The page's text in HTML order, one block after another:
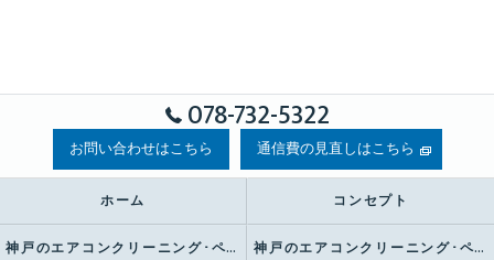
078-732-5322
お問い合わせはこちら 通信費の見直しはこちら
ホーム コンセプト
神戸のエアコンクリーニング･ペンギンハウスの口コミ情報 神戸のエアコンクリーニング･ペンギンハウスの評判